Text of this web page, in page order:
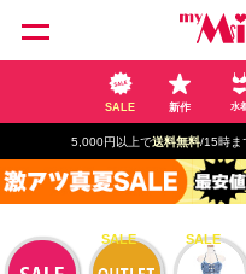
SALE 新作 水
5,000円以上で送料無料/15時ま